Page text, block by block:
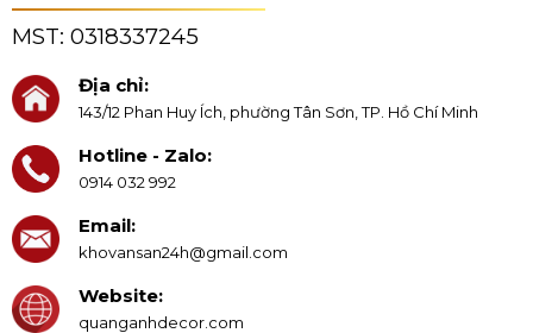
MST: 0318337245
Địa chỉ:
143/12 Phan Huy Ích, phường Tân Sơn, TP. Hồ Chí Minh
Hotline - Zalo:
0914 032 992
Email:
khovansan24h@gmail.com
Website:
quanganhdecor.com